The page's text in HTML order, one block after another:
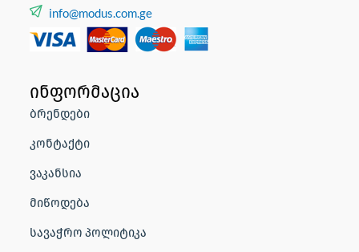
info@modus.com.ge
ინფორმაცია
ბრენდები
კონტაქტი
ვაკანსია
მიწოდება
სავაჭრო პოლიტიკა